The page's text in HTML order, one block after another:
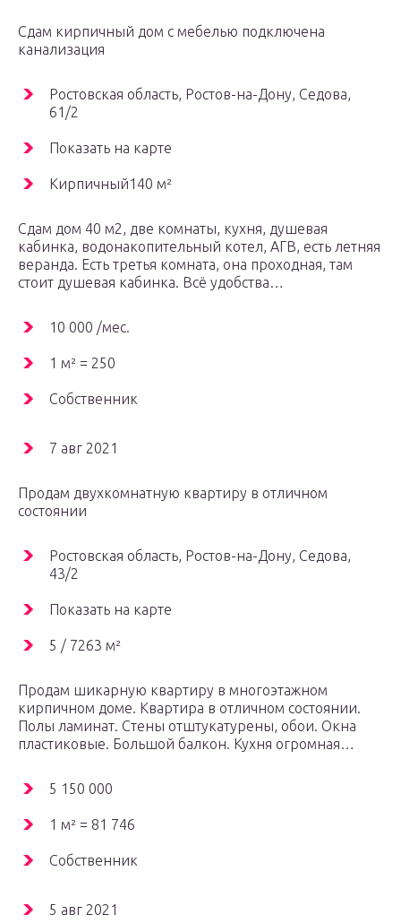
Сдам кирпичный дом с мебелью подключена
канализация
Ростовская область, Ростов-на-Дону, Седова,
61/2
Показать на карте
Кирпичный140 м²
Сдам дом 40 м2, две комнаты, кухня, душевая
кабинка, водонакопительный котел, АГВ, есть летняя
веранда. Есть третья комната, она проходная, там
стоит душевая кабинка. Всё удобства…
10 000 /мес.
1 м² = 250
Собственник
7 авг 2021
Продам двухкомнатную квартиру в отличном
состоянии
Ростовская область, Ростов-на-Дону, Седова,
43/2
Показать на карте
5 / 7263 м²
Продам шикарную квартиру в многоэтажном
кирпичном доме. Квартира в отличном состоянии.
Полы ламинат. Стены отштукатурены, обои. Окна
пластиковые. Большой балкон. Кухня огромная…
5 150 000
1 м² = 81 746
Собственник
5 авг 2021